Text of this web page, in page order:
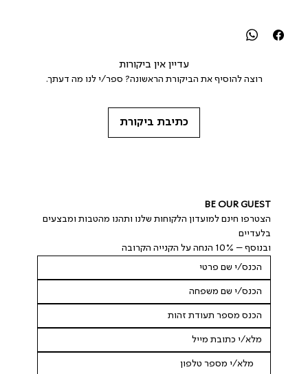
עדיין אין ביקורות
רוצה להוסיף את הביקורת הראשונה? ספר/י לנו מה דעתך.
כתיבת ביקורת
BE OUR GUEST
הצטרפו חינם למועדון הלקוחות שלנו ותהנו מהטבות ומבצעים
בלעדיים
ובנוסף – 10% הנחה על הקנייה הקרובה